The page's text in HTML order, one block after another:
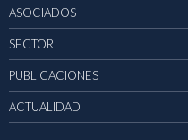
ASOCIADOS
SECTOR
PUBLICACIONES
ACTUALIDAD